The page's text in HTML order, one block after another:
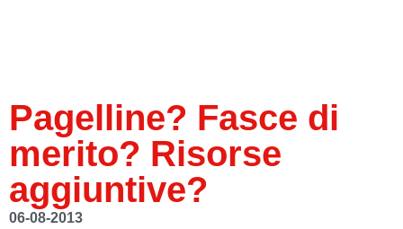
Pagelline? Fasce di
merito? Risorse
aggiuntive?
06-08-2013